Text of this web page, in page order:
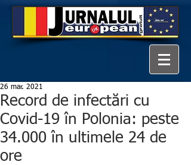
Record de infectări cu
Covid-19 în Polonia: peste
34.000 în ultimele 24 de
ore
26 mar. 2021